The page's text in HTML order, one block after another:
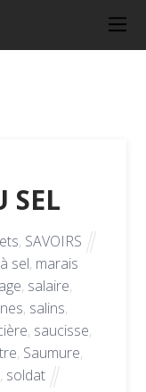
SEL
, SAVOIRS
sel, marais
, salaire,
, salins,
, saucisse,
, Saumure,
, soldat